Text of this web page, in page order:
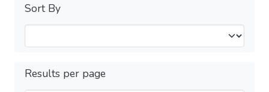
Sort By
Results per page